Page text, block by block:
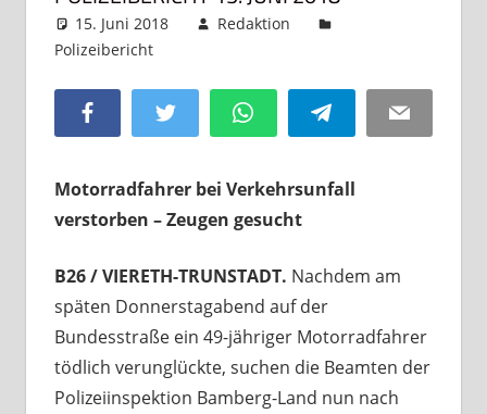
15. Juni 2018
Redaktion
Polizeibericht
Facebook Twitter WhatsAppTelegram Email
Motorradfahrer bei Verkehrsunfall
verstorben – Zeugen gesucht
B26 / VIERETH-TRUNSTADT. Nachdem am
späten Donnerstagabend auf der
Bundesstraße ein 49-jähriger Motorradfahrer
tödlich verunglückte, suchen die Beamten der
Polizeiinspektion Bamberg-Land nun nach